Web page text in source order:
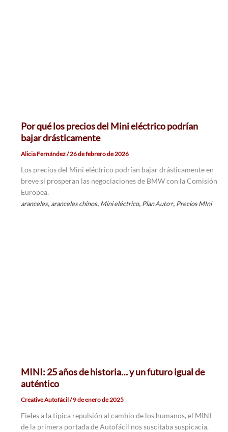
Por qué los precios del Mini eléctrico podrían
bajar drásticamente
Alicia Fernández/26 de febrero de 2026
Los precios del Mini eléctrico podrían bajar drásticamente en
breve si prosperan las negociaciones de BMW con la Comisión
Europea.
aranceles, aranceles chinos, Mini eléctrico, Plan Auto+, Precios MIni
MINI: 25 años de historia… y un futuro igual de
auténtico
Creative Autofácil/9 de enero de 2025
Fieles a la típica repulsión al cambio de los humanos, el MINI
de la primera portada de Autofácil nos suscitaba suspicacia,